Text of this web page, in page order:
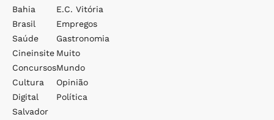
Bahia
Brasil
Saúde
Cineinsite
Concursos
Cultura
Digital
Salvador
E.c. Vitória
Empregos
Gastronomia
Muito
Mundo
Opinião
Política